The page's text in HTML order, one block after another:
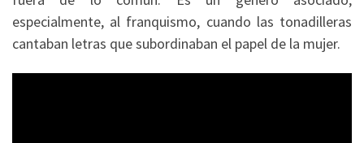
especialmente, al franquismo, cuando las tonadilleras
cantaban letras que subordinaban el papel de la mujer.